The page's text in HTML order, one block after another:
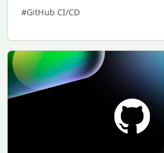
#GitHub CI/CD